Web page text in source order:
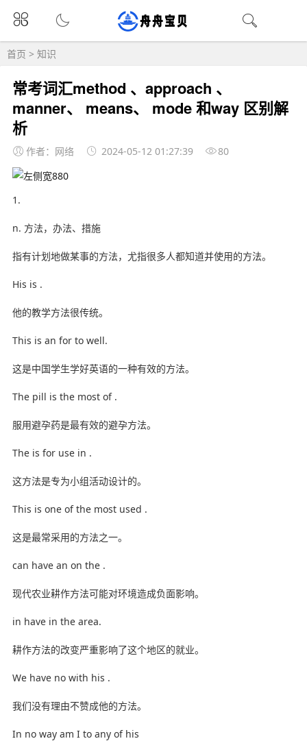
首页 > 知识
常考词汇method 、approach 、
manner、 means、 mode 和way 区别解
析
作者：网络 2024-05-12 01:27:39 80
1.
n. 方法，办法、措施
指有计划地做某事的方法，尤指很多人都知道并使用的方法。
His is .
他的教学方法很传统。
This is an for to well.
这是中国学生学好英语的一种有效的方法。
The pill is the most of .
服用避孕药是最有效的避孕方法。
The is for use in .
这方法是专为小组活动设计的。
This is one of the most used .
这是最常采用的方法之一。
can have an on the .
现代农业耕作方法可能对环境造成负面影响。
in have in the area.
耕作方法的改变严重影响了这个地区的就业。
We have no with his .
我们没有理由不赞成他的方法。
In no way am I to any of his